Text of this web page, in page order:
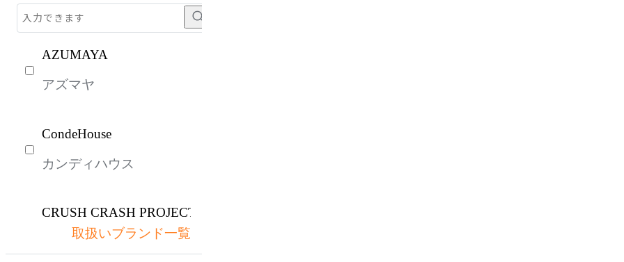
AZUMAYA
アズマヤ
CondeHouse
カンディハウス
CRUSH CRASH PROJECT
クラッシュクラッシュプ
取扱いブランド一覧